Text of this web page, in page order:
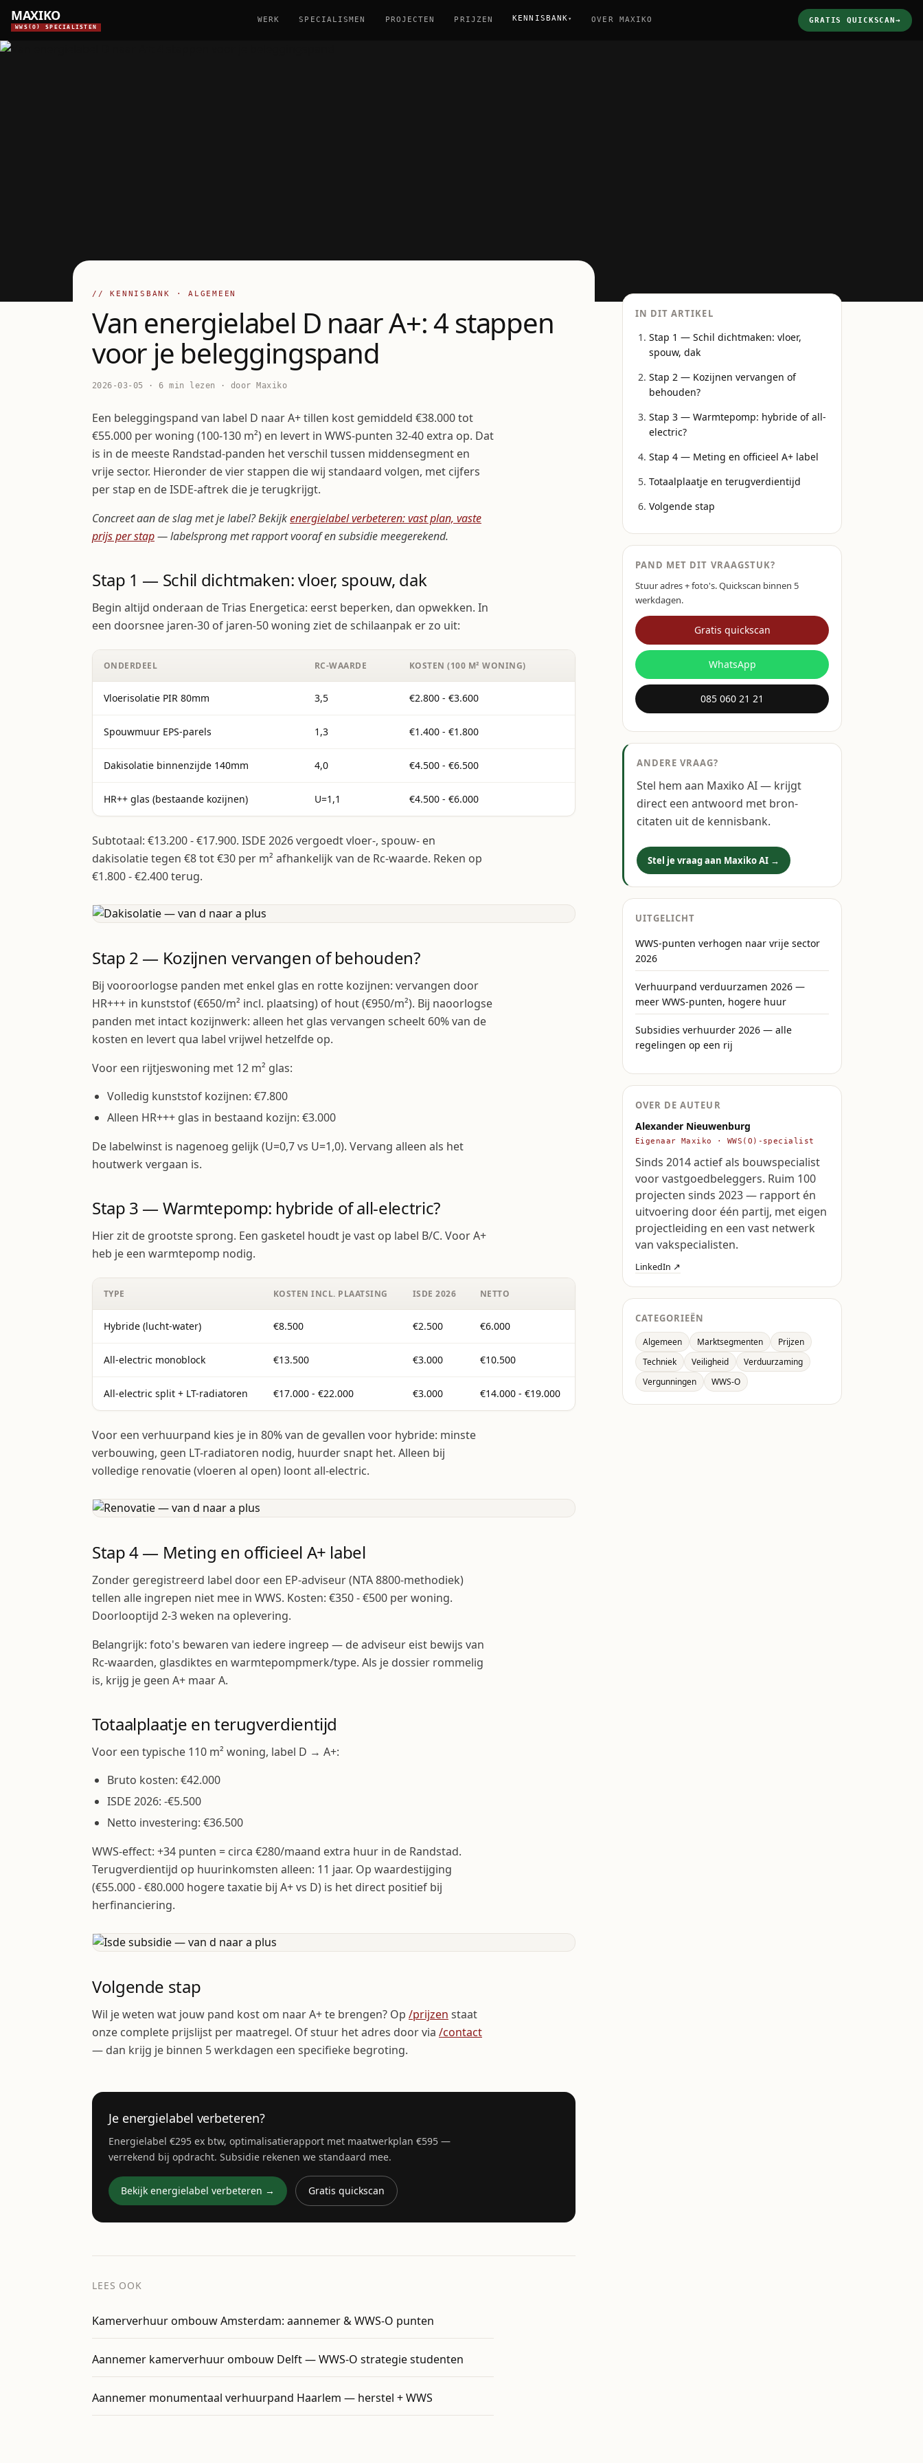
MAXIKO
WWS(O) SPECIALISTEN
WERK SPECIALISMEN PROJECTEN PRIJZEN KENNISBANK ▾ OVER MAXIKO GRATIS QUICKSCAN→
// KENNISBANK · ALGEMEEN
Van energielabel D naar A+: 4 stappen
voor je beleggingspand
2026-03-05 · 6 min lezen · door Maxiko
Een beleggingspand van label D naar A+ tillen kost gemiddeld €38.000 tot
€55.000 per woning (100-130 m²) en levert in WWS-punten 32-40 extra op. Dat
is in de meeste Randstad-panden het verschil tussen middensegment en
vrije sector. Hieronder de vier stappen die wij standaard volgen, met cijfers
per stap en de ISDE-aftrek die je terugkrijgt.
Concreet aan de slag met je label? Bekijkenergielabel verbeteren: vast plan, vaste
prijs per stap— labelsprong met rapport vooraf en subsidie meegerekend.
Stap 1 — Schil dichtmaken: vloer, spouw, dak
Begin altijd onderaan de Trias Energetica: eerst beperken, dan opwekken. In
een doorsnee jaren-30 of jaren-50 woning ziet de schilaanpak er zo uit:
ONDERDEEL RC-WAARDE KOSTEN (100 M² WONING)
Vloerisolatie PIR 80mm 3,5 €2.800 - €3.600
Spouwmuur EPS-parels 1,3 €1.400 - €1.800
Dakisolatie binnenzijde 140mm 4,0 €4.500 - €6.500
HR++ glas (bestaande kozijnen) U=1,1 €4.500 - €6.000
Subtotaal: €13.200 - €17.900. ISDE 2026 vergoedt vloer-, spouw- en
dakisolatie tegen €8 tot €30 per m² afhankelijk van de Rc-waarde. Reken op
€1.800 - €2.400 terug.
Stap 2 — Kozijnen vervangen of behouden?
Bij vooroorlogse panden met enkel glas en rotte kozijnen: vervangen door
HR+++ in kunststof (€650/m² incl. plaatsing) of hout (€950/m²). Bij naoorlogse
panden met intact kozijnwerk: alleen het glas vervangen scheelt 60% van de
kosten en levert qua label vrijwel hetzelfde op.
Voor een rijtjeswoning met 12 m² glas:
Volledig kunststof kozijnen: €7.800
Alleen HR+++ glas in bestaand kozijn: €3.000
De labelwinst is nagenoeg gelijk (U=0,7 vs U=1,0). Vervang alleen als het
houtwerk vergaan is.
Stap 3 — Warmtepomp: hybride of all-electric?
Hier zit de grootste sprong. Een gasketel houdt je vast op label B/C. Voor A+
heb je een warmtepomp nodig.
TYPE KOSTEN INCL. PLAATSING ISDE 2026 NETTO
Hybride (lucht-water) €8.500 €2.500 €6.000
All-electric monoblock €13.500 €3.000 €10.500
All-electric split + LT-radiatoren €17.000 - €22.000 €3.000 €14.000 - €19.000
Voor een verhuurpand kies je in 80% van de gevallen voor hybride: minste
verbouwing, geen LT-radiatoren nodig, huurder snapt het. Alleen bij
volledige renovatie (vloeren al open) loont all-electric.
Stap 4 — Meting en officieel A+ label
Zonder geregistreerd label door een EP-adviseur (NTA 8800-methodiek)
tellen alle ingrepen niet mee in WWS. Kosten: €350 - €500 per woning.
Doorlooptijd 2-3 weken na oplevering.
Belangrijk: foto's bewaren van iedere ingreep — de adviseur eist bewijs van
Rc-waarden, glasdiktes en warmtepompmerk/type. Als je dossier rommelig
is, krijg je geen A+ maar A.
Totaalplaatje en terugverdientijd
Voor een typische 110 m² woning, label D → A+:
Bruto kosten: €42.000
ISDE 2026: -€5.500
Netto investering: €36.500
WWS-effect: +34 punten = circa €280/maand extra huur in de Randstad.
Terugverdientijd op huurinkomsten alleen: 11 jaar. Op waardestijging
(€55.000 - €80.000 hogere taxatie bij A+ vs D) is het direct positief bij
herfinanciering.
Volgende stap
Wil je weten wat jouw pand kost om naar A+ te brengen? Op /prijzen staat
onze complete prijslijst per maatregel. Of stuur het adres door via /contact
— dan krijg je binnen 5 werkdagen een specifieke begroting.
Je energielabel verbeteren?
Energielabel €295 ex btw, optimalisatierapport met maatwerkplan €595 —
verrekend bij opdracht. Subsidie rekenen we standaard mee.
Bekijk energielabel verbeteren → Gratis quickscan
LEES OOK
Kamerverhuur ombouw Amsterdam: aannemer & WWS-O punten
Aannemer kamerverhuur ombouw Delft — WWS-O strategie studenten
Aannemer monumentaal verhuurpand Haarlem — herstel + WWS
IN DIT ARTIKEL
Stap 1 — Schil dichtmaken: vloer,
spouw, dak
Stap 2 — Kozijnen vervangen of
behouden?
Stap 3 — Warmtepomp: hybride of all-
electric?
Stap 4 — Meting en officieel A+ label
Totaalplaatje en terugverdientijd
Volgende stap
PAND MET DIT VRAAGSTUK?
Stuur adres + foto's. Quickscan binnen 5
werkdagen.
Gratis quickscan
WhatsApp
085 060 21 21
ANDERE VRAAG?
Stel hem aan Maxiko AI — krijgt
direct een antwoord met bron-
citaten uit de kennisbank.
Stel je vraag aan Maxiko AI →
UITGELICHT
WWS-punten verhogen naar vrije sector
2026
Verhuurpand verduurzamen 2026 —
meer WWS-punten, hogere huur
Subsidies verhuurder 2026 — alle
regelingen op een rij
OVER DE AUTEUR
Alexander Nieuwenburg
Eigenaar Maxiko · WWS(O)-specialist
Sinds 2014 actief als bouwspecialist
voor vastgoedbeleggers. Ruim 100
projecten sinds 2023 — rapport én
uitvoering door één partij, met eigen
projectleiding en een vast netwerk
van vakspecialisten.
LinkedIn ↗
CATEGORIEËN
Algemeen Marktsegmenten
Prijzen
Techniek
Veiligheid
Verduurzaming
Vergunningen
WWS-O